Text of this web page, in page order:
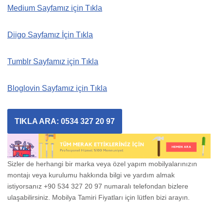
Medium Sayfamız için Tıkla
Diigo Sayfamız İçin Tıkla
Tumblr Sayfamız için Tıkla
Bloglovin Sayfamız için Tıkla
TIKLA ARA: 0534 327 20 97
Sizler de herhangi bir marka veya özel yapım mobilyalarınızın
montajı veya kurulumu hakkında bilgi ve yardım almak
istiyorsanız +90 534 327 20 97 numaralı telefondan bizlere
ulaşabilirsiniz. Mobilya Tamiri Fiyatları için lütfen bizi arayın.